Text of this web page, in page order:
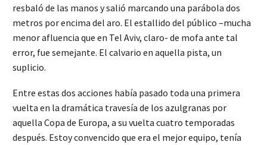
resbaló de las manos y salió marcando una parábola dos
metros por encima del aro. El estallido del público –mucha
menor afluencia que en Tel Aviv, claro- de mofa ante tal
error, fue semejante. El calvario en aquella pista, un
suplicio.
Entre estas dos acciones había pasado toda una primera
vuelta en la dramática travesía de los azulgranas por
aquella Copa de Europa, a su vuelta cuatro temporadas
después. Estoy convencido que era el mejor equipo, tenía